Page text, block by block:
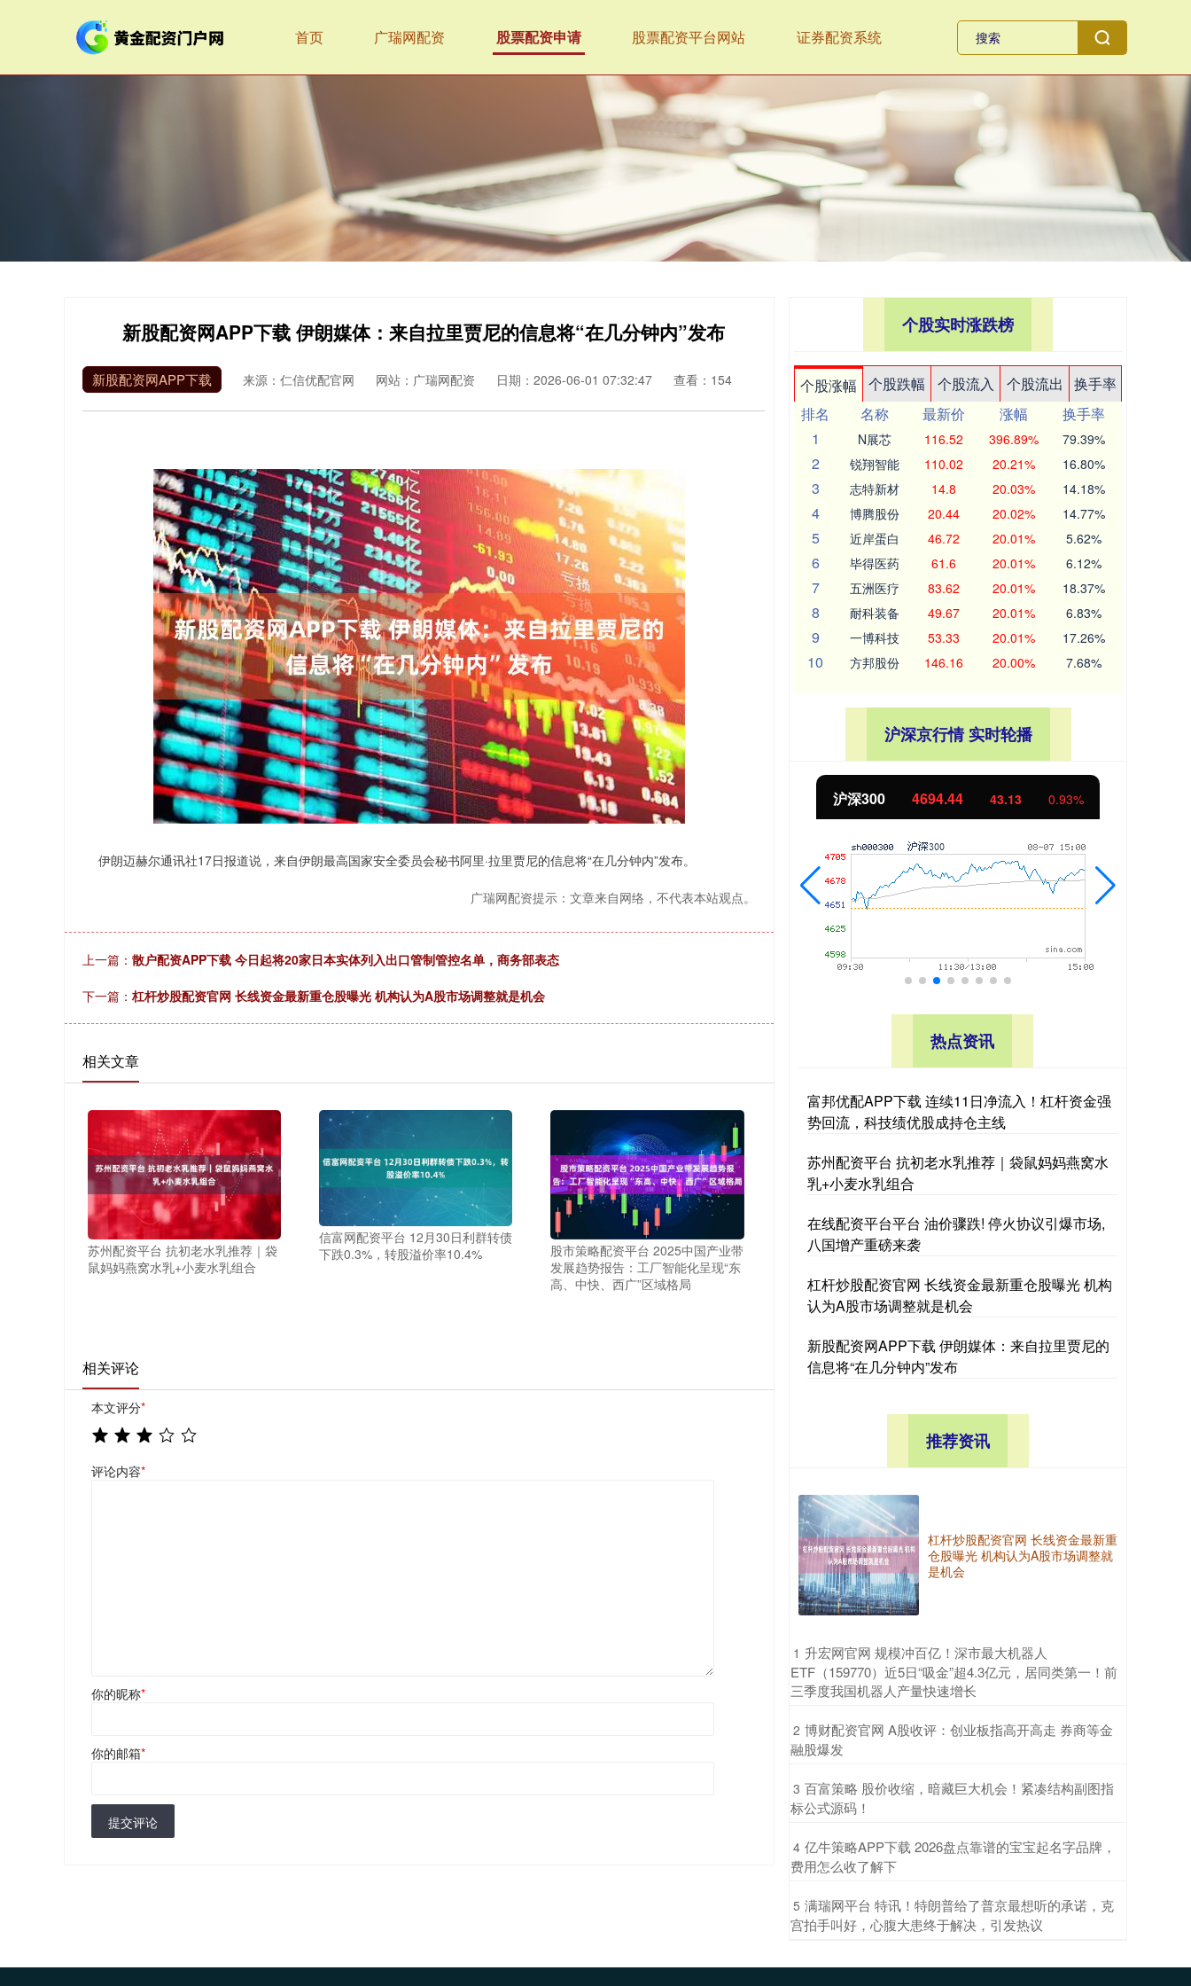
首页 广瑞网配资 股票配资申请 股票配资平台网站 证券配资系统
新股配资网APP下载 伊朗媒体：来自拉里贾尼的信息将“在几分钟内”发布
新股配资网APP下载 来源：仁信优配官网 网站：广瑞网配资 日期：2026-06-01 07:32:47 查看：154
伊朗迈赫尔通讯社17日报道说，来自伊朗最高国家安全委员会秘书阿里·拉里贾尼的信息将“在几分钟内”发布。
广瑞网配资提示：文章来自网络，不代表本站观点。
上一篇： 散户配资APP下载 今日起将20家日本实体列入出口管制管控名单，商务部表态
下一篇： 杠杆炒股配资官网 长线资金最新重仓股曝光 机构认为A股市场调整就是机会
相关文章
苏州配资平台 抗初老水乳推荐｜袋
鼠妈妈燕窝水乳+小麦水乳组合
信富网配资平台 12月30日利群转债
下跌0.3%，转股溢价率10.4%
股市策略配资平台 2025中国产业带
发展趋势报告：工厂智能化呈现“东
高、中快、西广”区域格局
相关评论
本文评分*
评论内容*
你的昵称*
你的邮箱*
提交评论
个股实时涨跌榜
个股涨幅 个股跌幅 个股流入 个股流出
换手率
排名
名称 最新价 涨幅
换手率
1
N展芯 116.52 396.89% 79.39%
2 锐翔智能 110.02 20.21% 16.80%
3 志特新材 14.8 20.03% 14.18%
4 博腾股份 20.44 20.02% 14.77%
5 近岸蛋白 46.72 20.01% 5.62%
6 毕得医药 61.6 20.01% 6.12%
7 五洲医疗 83.62 20.01% 18.37%
8 耐科装备 49.67 20.01% 6.83%
9 一博科技 53.33 20.01% 17.26%
10 方邦股份 146.16 20.00% 7.68%
沪深京行情 实时轮播
深证成指 14311.01 200.89 1.42% 沪深300 4694.44 43.13 北证50 1134.24 11.37 1.01%
热点资讯
富邦优配APP下载 连续11日净流入！杠杆资金强
势回流，科技绩优股成持仓主线
苏州配资平台 抗初老水乳推荐｜袋鼠妈妈燕窝水
乳+小麦水乳组合
在线配资平台平台 油价骤跌! 停火协议引爆市场,
八国增产重磅来袭
杠杆炒股配资官网 长线资金最新重仓股曝光 机构
认为A股市场调整就是机会
新股配资网APP下载 伊朗媒体：来自拉里贾尼的
信息将“在几分钟内”发布
推荐资讯
杠杆炒股配资官网 长线资金最新重
仓股曝光 机构认为A股市场调整就
是机会
1 ​升宏网官网 规模冲百亿！深市最大机器人
ETF（159770）近5日“吸金”超4.3亿元，居同类第一！前
三季度我国机器人产量快速增长
2 ​博财配资官网 A股收评：创业板指高开高走 券商等金
融股爆发
3 ​百富策略 股价收缩，暗藏巨大机会！紧凑结构副图指
标公式源码！
4 ​亿牛策略APP下载 2026盘点靠谱的宝宝起名字品牌，
费用怎么收了解下
5 ​满瑞网平台 特讯！特朗普给了普京最想听的承诺，克
宫拍手叫好，心腹大患终于解决，引发热议